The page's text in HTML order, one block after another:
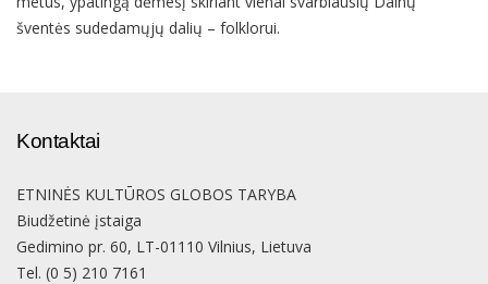
šventės sudedamųjų dalių – folklorui.
Kontaktai
ETNINĖS KULTŪROS GLOBOS TARYBA
Biudžetinė įstaiga
Gedimino pr. 60, LT-01110 Vilnius, Lietuva
Tel. (0 5) 210 7161